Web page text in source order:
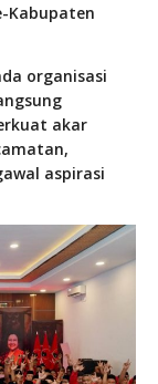
Kabupaten
organisasi
akar
aspirasi